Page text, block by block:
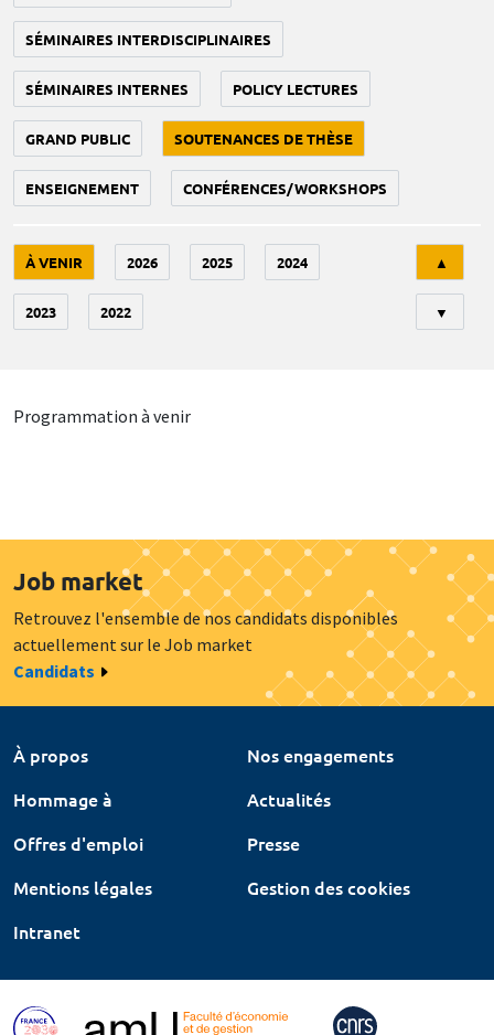
SÉMINAIRES INTERDISCIPLINAIRES
SÉMINAIRES INTERNES POLICY LECTURES
GRAND PUBLIC SOUTENANCES DE THÈSE
ENSEIGNEMENT CONFÉRENCES/WORKSHOPS
À VENIR 2026 2025 2024
2023 2022
▲
▼
Programmation à venir
Job market
Retrouvez l'ensemble de nos candidats disponibles
actuellement sur le Job market
Candidats
À propos
Nos engagements
Hommage à
Actualités
Offres d'emploi
Presse
Mentions légales
Gestion des cookies
Intranet